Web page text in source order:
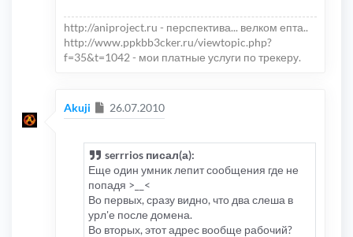
http://aniproject.ru - перспектива... велком епта..
http://www.ppkbb3cker.ru/viewtopic.php?
f=35&t=1042 - мои платные услуги по трекеру.
Akuji Сообщение
26.07.2010
serrrios писал(а):
Еще один умник лепит сообщения где не
попадя >__<
Во первых, сразу видно, что два слеша в
урл'е после домена.
Во вторых, этот адрес вообще рабочий?